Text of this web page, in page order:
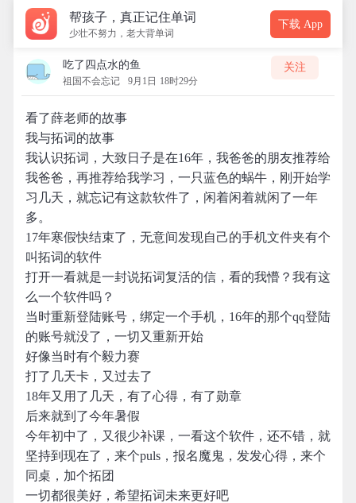
帮孩子，真正记住单词
少壮不努力，老大背单词
下载 App
吃了四点水的鱼
祖国不会忘记 9月1日 18时29分
关注
看了薛老师的故事
我与拓词的故事
我认识拓词，大致日子是在16年，我爸爸的朋友推荐给
我爸爸，再推荐给我学习，一只蓝色的蜗牛，刚开始学
习几天，就忘记有这款软件了，闲着闲着就闲了一年
多。
17年寒假快结束了，无意间发现自己的手机文件夹有个
叫拓词的软件
打开一看就是一封说拓词复活的信，看的我懵？我有这
么一个软件吗？
当时重新登陆账号，绑定一个手机，16年的那个qq登陆
的账号就没了，一切又重新开始
好像当时有个毅力赛
打了几天卡，又过去了
18年又用了几天，有了心得，有了勋章
后来就到了今年暑假
今年初中了，又很少补课，一看这个软件，还不错，就
坚持到现在了，来个puls，报名魔鬼，发发心得，来个
同桌，加个拓团
一切都很美好，希望拓词未来更好吧